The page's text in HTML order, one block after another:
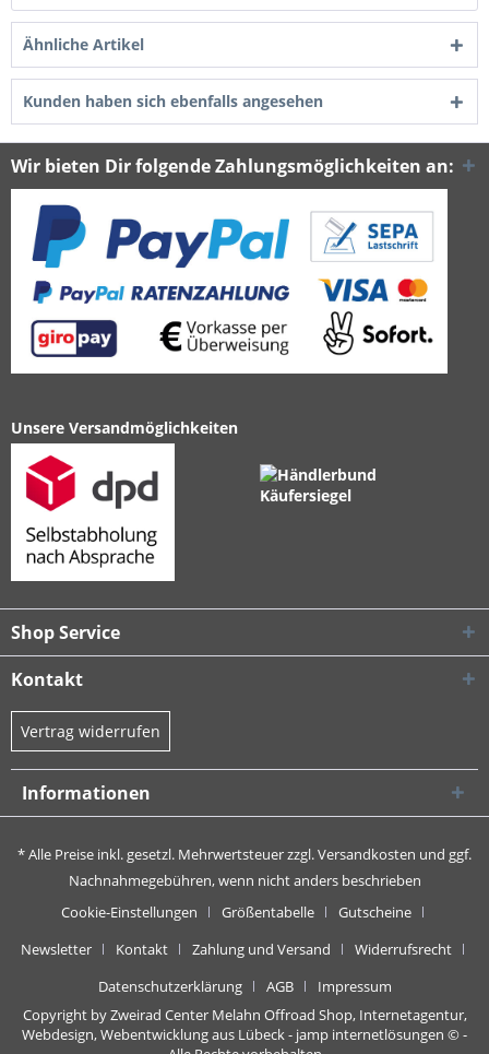
Ähnliche Artikel
Kunden haben sich ebenfalls angesehen
Wir bieten Dir folgende Zahlungsmöglichkeiten an:
Unsere Versandmöglichkeiten
Shop Service
Kontakt
Vertrag widerrufen
Informationen
* Alle Preise inkl. gesetzl. Mehrwertsteuer zzgl.Versandkosten und ggf.
Nachnahmegebühren, wenn nicht anders beschrieben
Cookie-Einstellungen
Größentabelle
Gutscheine
Newsletter
Kontakt Zahlung und Versand
Widerrufsrecht
Datenschutzerklärung
AGB
Impressum
Copyright by Zweirad Center Melahn Offroad Shop, Internetagentur,
Webdesign, Webentwicklung aus Lübeck - jamp internetlösungen © -